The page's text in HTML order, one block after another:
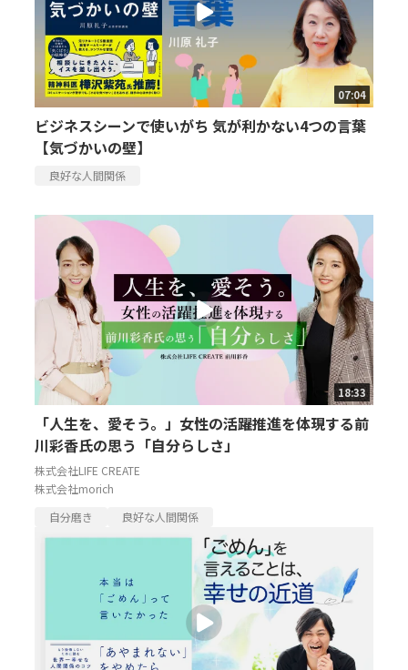
07:04
ビジネスシーンで使いがち 気が利かない4つの言葉
【気づかいの壁】
良好な人間関係
18:33
「人生を、愛そう。」女性の活躍推進を体現する前
川彩香氏の思う「自分らしさ」
株式会社LIFE CREATE
株式会社morich
自分磨き
良好な人間関係